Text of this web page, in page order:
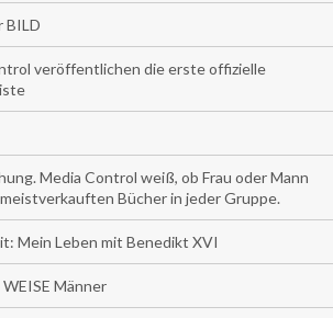
BILD
veröffentlichen die erste offizielle
Media Control weiß, ob Frau oder Mann
Bücher in jeder Gruppe.
Mein Leben mit Benedikt XVI
Männer